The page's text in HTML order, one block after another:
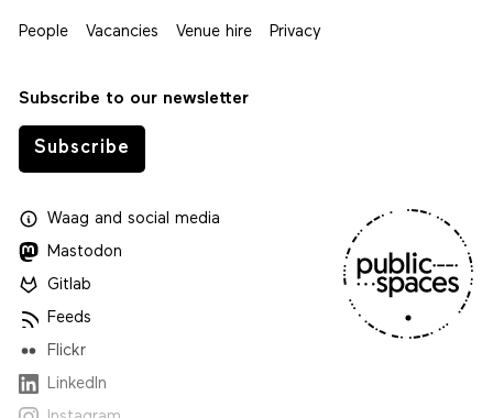
People Vacancies Venue hire Privacy
Subscribe to our newsletter
Subscribe
Waagand social media
Mastodon
Gitlab
Feeds
Flickr
LinkedIn